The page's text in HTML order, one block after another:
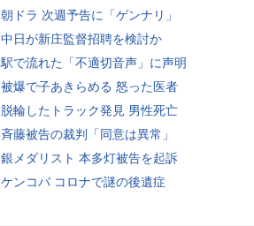
朝ドラ 次週予告に「ゲンナリ」
中日が新庄監督招聘を検討か
駅で流れた「不適切音声」に声明
被爆で子あきらめる 怒った医者
脱輪したトラック発見 男性死亡
斉藤被告の裁判「同意は異常」
銀メダリスト 本多灯被告を起訴
ケンコバ コロナで謎の後遺症